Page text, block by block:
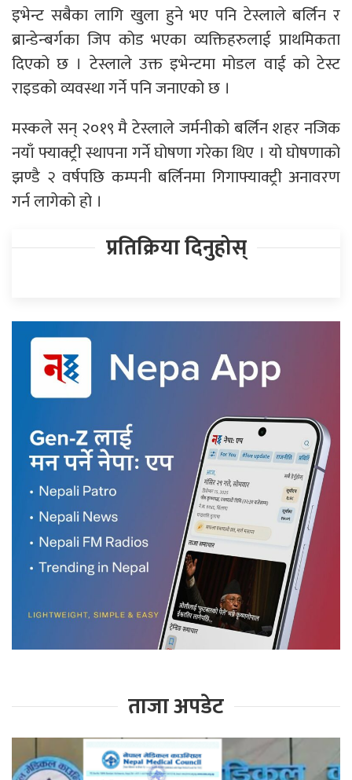
इभेन्ट सबैका लागि खुला हुने भए पनि टेस्लाले बर्लिन र
ब्रान्डेन्बर्गका जिप कोड भएका व्यक्तिहरुलाई प्राथमिकता
दिएको छ । टेस्लाले उक्त इभेन्टमा मोडल वाई को टेस्ट
राइडको व्यवस्था गर्ने पनि जनाएको छ ।
मस्कले सन् २०१९ मै टेस्लाले जर्मनीको बर्लिन शहर नजिक
नयाँ फ्याक्ट्री स्थापना गर्ने घोषणा गरेका थिए । यो घोषणाको
झण्डै २ वर्षपछि कम्पनी बर्लिनमा गिगाफ्याक्ट्री अनावरण
गर्न लागेको हो ।
प्रतिक्रिया दिनुहोस्
ताजा अपडेट